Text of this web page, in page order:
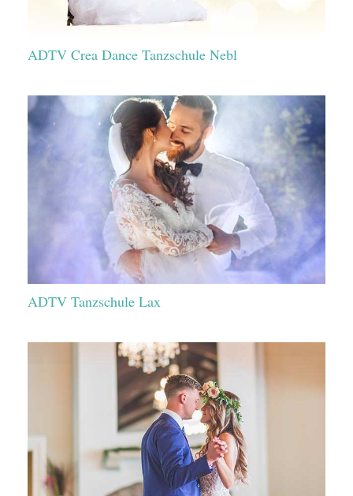
ADTV Crea Dance Tanzschule Nebl
ADTV Tanzschule Lax